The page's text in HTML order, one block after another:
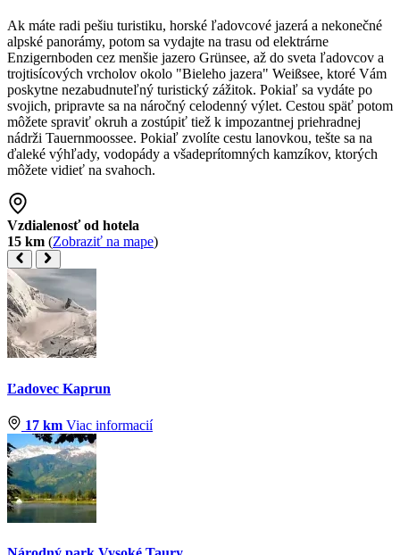
Ak máte radi pešiu turistiku, horské ľadovcové jazerá a nekonečné
alpské panorámy, potom sa vydajte na trasu od elektrárne
Enzigernboden cez menšie jazero Grünsee, až do sveta ľadovcov a
trojtisícových vrcholov okolo "Bieleho jazera" Weißsee, ktoré Vám
poskytne nezabudnuteľný turistický zážitok. Pokiaľ sa vydáte po
svojich, pripravte sa na náročný celodenný výlet. Cestou späť potom
môžete spraviť okruh a zostúpiť tiež k impozantnej priehradnej
nádrži Tauernmoossee. Pokiaľ zvolíte cestu lanovkou, tešte sa na
ďaleké výhľady, vodopády a všadeprítomných kamzíkov, ktorých
môžete vidieť na svahoch.
Vzdialenosť od hotela
15 km (Zobraziť na mape)
Ľadovec Kaprun
17 km Viac informacií